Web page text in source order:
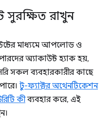
সুরক্ষিত রাখুন
মাধ্যমে আপলোড ও
অ্যাকাউন্ট হ্যাক হয়,
সকল ব্যবহারকারীর কাছে
টু-ফ্যাক্টর অথেনটিকেশন
কীব্যবহার করে, এই